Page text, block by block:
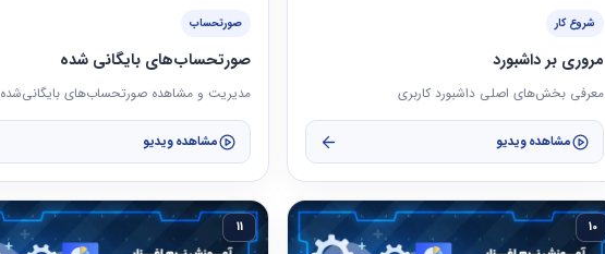
شروع کار
مروری بر داشبورد
معرفی بخش‌های اصلی داشبورد کاربری
مشاهده ویدیو
صورتحساب
صورتحساب‌های بایگانی شده
مدیریت و مشاهده صورتحساب‌های بایگانی‌شده
مشاهده ویدیو
10
11